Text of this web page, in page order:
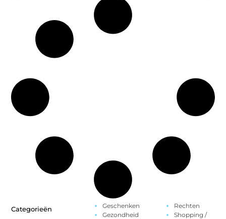
Categorieën
Geschenken
Gezondheid
Rechten
Shopping /